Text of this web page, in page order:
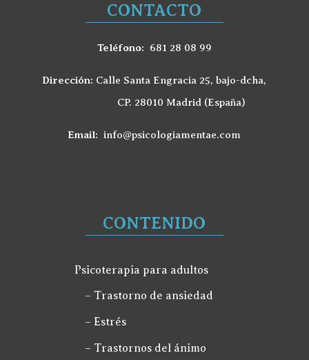
CONTACTO
Teléfono: 681 28 08 99
Dirección: Calle Santa Engracia 25, bajo-dcha,
CP. 28010 Madrid (España)
Email:info@psicologiamentae.com
CONTENIDO
Psicoterapia para adultos
– Trastorno de ansiedad
– Estrés
– Trastornos del ánimo